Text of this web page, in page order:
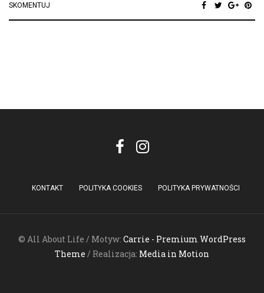
SKOMENTUJ
KONTAKT POLITYKA COOKIES POLITYKA PRYWATNOŚCI
© All About Life / Motyw: Carrie - Premium WordPress
Theme / Realizacja: Media in Motion